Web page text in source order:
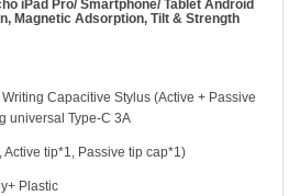
iPad Pro/ Smartphone/ Tablet Android
Magnetic Adsorption, Tilt & Strength
Capacitive Stylus (Active + Passive
universal Type-C 3A
tip*1, Passive tip cap*1)
Plastic